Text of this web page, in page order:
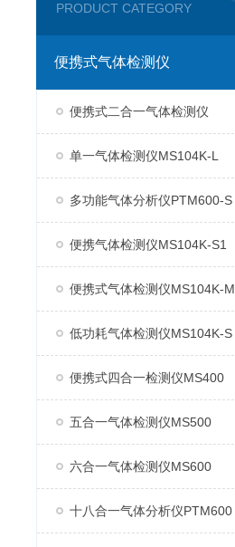
PRODUCT CATEGORY
便携式气体检测仪
便携式二合一气体检测仪
单一气体检测仪MS104K-L
多功能气体分析仪PTM600-S
便携气体检测仪MS104K-S1
便携式气体检测仪MS104K-M
低功耗气体检测仪MS104K-S
便携式四合一检测仪MS400
五合一气体检测仪MS500
六合一气体检测仪MS600
十八合一气体分析仪PTM600